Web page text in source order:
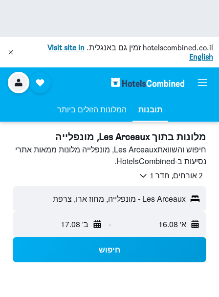
hotelscombined.co.il זמין גם באנגלית. Visit site in
English
תובנות המלונות הזולים ביותר
מלונות בתוך Les Arceaux, מונפלייה
חיפוש והשוואתLes Arceaux, מונפלייה מלונות ממאות אתרי
נסיעות ב-HotelsCombined.
2 אורחים, חדר 1
Les Arceaux - מונפלייה, מחוז ארו, צרפת
א' 16.08 - ב' 17.08
חיפוש